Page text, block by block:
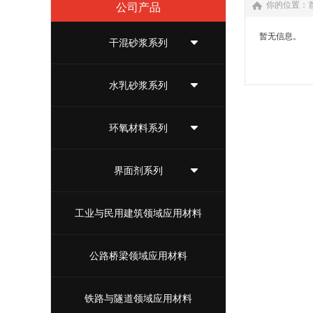
公司产品
干混砂浆系列
水乳砂浆系列
环氧材料系列
界面剂系列
工业与民用建筑领域应用材料
公路桥梁领域应用材料
铁路与隧道领域应用材料
你的位置：
暂无信息。